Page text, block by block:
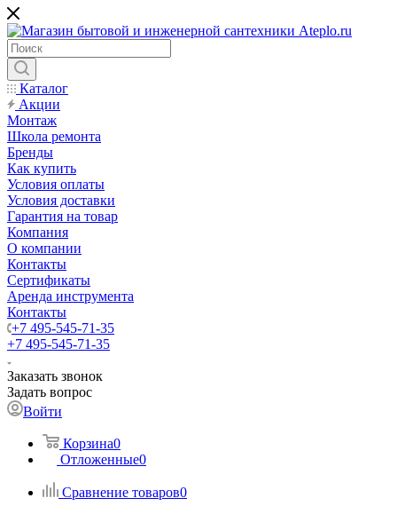
Каталог
Акции
Монтаж
Школа ремонта
Бренды
Как купить
Условия оплаты
Условия доставки
Гарантия на товар
Компания
О компании
Контакты
Сертификаты
Аренда инструмента
Контакты
+7 495-545-71-35
+7 495-545-71-35
Заказать звонок
Задать вопрос
Войти
Корзина0
Отложенные0
Сравнение товаров0